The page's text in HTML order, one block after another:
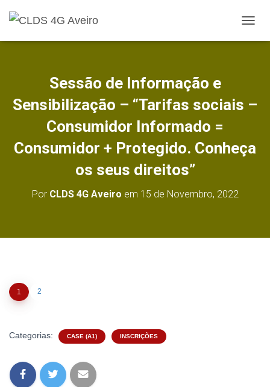
L
A
V
Sessão de Informação e
Sensibilização – “Tarifas sociais –
Consumidor Informado =
Consumidor + Protegido. Conheça
os seus direitos”
Por CLDS 4G Aveiro em 15 de Novembro, 2022
1 2
Categorias: CASE (A1) INSCRIÇÕES